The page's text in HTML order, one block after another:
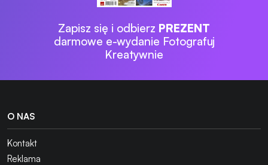
Zapisz się i odbierz PREZENT
darmowe e-wydanie Fotografuj
Kreatywnie
O NAS
Kontakt
Reklama